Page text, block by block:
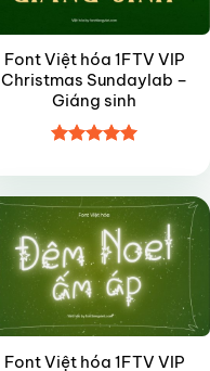
Font Việt hóa 1FTV VIP
Christmas Sundaylab –
Giáng sinh
hạng55
sao
Font Việt hóa 1FTV VIP